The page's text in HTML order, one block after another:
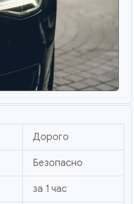
Дорого
Безопасно
за 1 час